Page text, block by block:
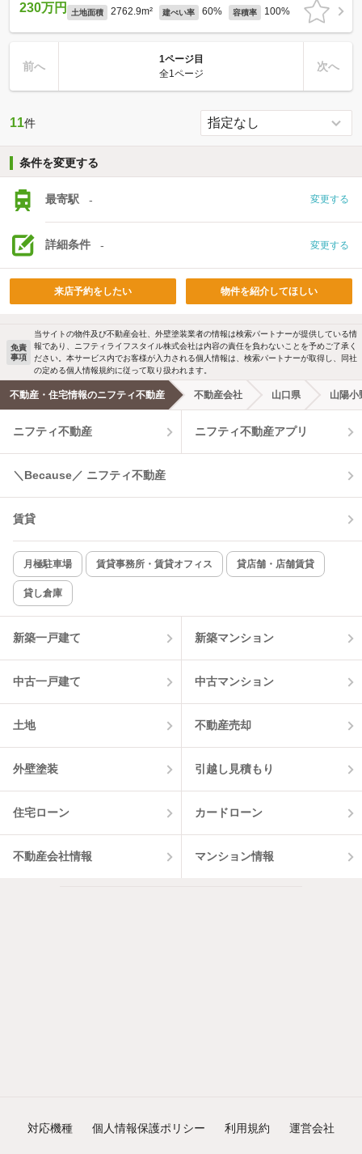
230万円 土地面積 2762.9m² 建ぺい率 60% 容積率 100%
前へ
1ページ目
全1ページ
次へ
11件
条件を変更する
最寄駅 - 変更する
詳細条件 - 変更する
来店予約をしたい 物件を紹介してほしい
免責
事項
当サイトの物件及び不動産会社、外壁塗装業者の情報は検索パートナーが提供している情
報であり、ニフティライフスタイル株式会社は内容の責任を負わないことを予めご了承く
ださい。本サービス内でお客様が入力される個人情報は、検索パートナーが取得し、同社
の定める個人情報規約に従って取り扱われます。
不動産・住宅情報のニフティ不動産 不動産会社 山口県 山陽小
ニフティ不動産 ニフティ不動産アプリ
＼Because／ ニフティ不動産
賃貸
月極駐車場 賃貸事務所・賃貸オフィス 貸店舗・店舗賃貸
貸し倉庫
新築一戸建て 新築マンション
中古一戸建て 中古マンション
土地 不動産売却
外壁塗装 引越し見積もり
住宅ローン カードローン
不動産会社情報 マンション情報
対応機種 個人情報保護ポリシー 利用規約 運営会社